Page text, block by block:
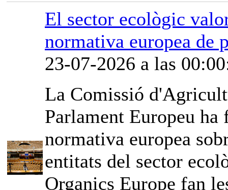
El sector ecològic
normativa europea de
23-07-2026 a las
La Comissió
Parlament Europeu
normativa europea
entitats del sector
Organics Europe fan